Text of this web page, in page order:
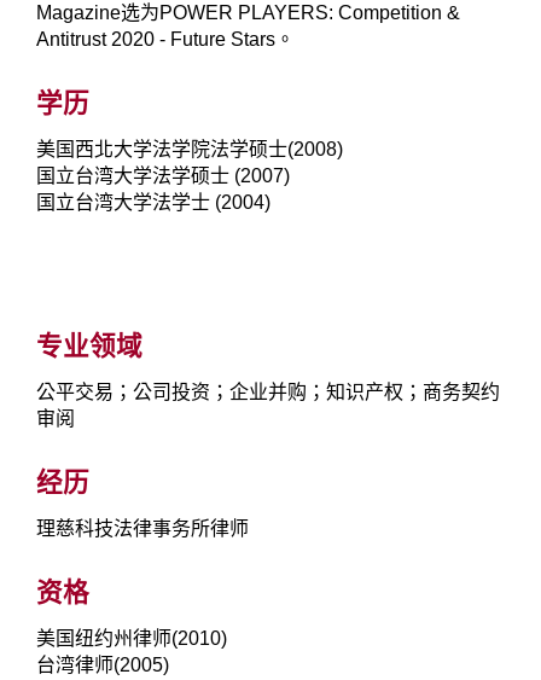
Magazine选为POWER PLAYERS: Competition &
Antitrust 2020 - Future Stars。
学历
美国西北大学法学院法学硕士(2008)
国立台湾大学法学硕士 (2007)
国立台湾大学法学士 (2004)
专业领域
公平交易；公司投资；企业并购；知识产权；商务契约
审阅
经历
理慈科技法律事务所律师
资格
美国纽约州律师(2010)
台湾律师(2005)